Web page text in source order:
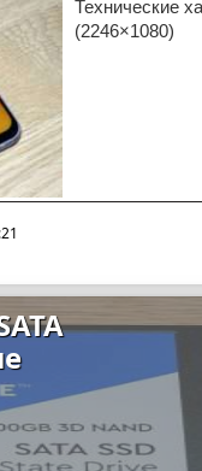
Технические
(2246×1080)